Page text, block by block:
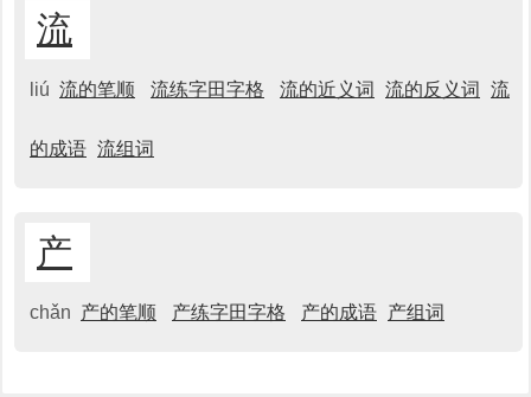
流
liú 流的笔顺 流练字田字格 流的近义词 流的反义词 流
的成语 流组词
产
chǎn 产的笔顺 产练字田字格 产的成语 产组词